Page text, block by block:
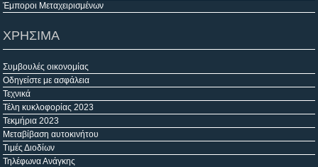
Έμποροι Μεταχειρισμένων
ΧΡΗΣΙΜΑ
Συμβουλές οικονομίας
Οδηγείστε με ασφάλεια
Τεχνικά
Τέλη κυκλοφορίας 2023
Τεκμήρια 2023
Μεταβίβαση αυτοκινήτου
Τιμές Διοδίων
Τηλέφωνα Ανάγκης